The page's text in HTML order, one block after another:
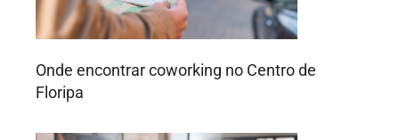
Onde encontrar coworking no Centro de
Floripa